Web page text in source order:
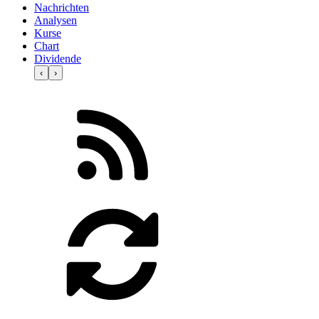
Nachrichten
Analysen
Kurse
Chart
Dividende
‹ ›